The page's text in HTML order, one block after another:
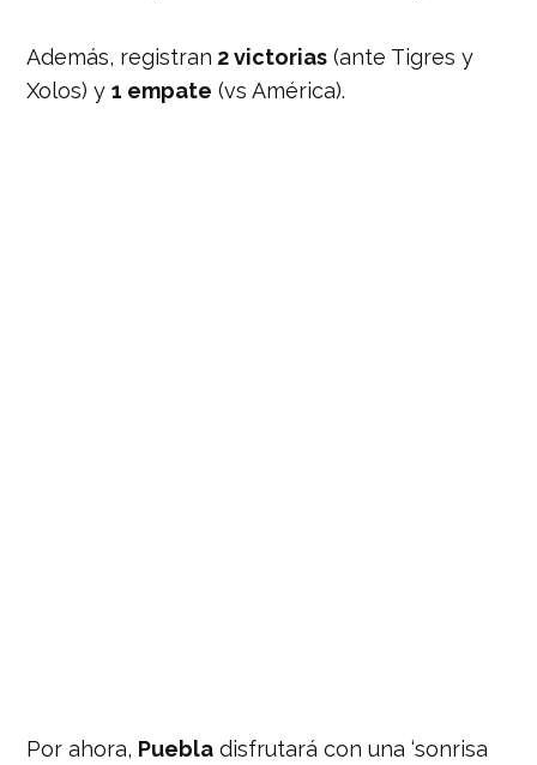
Además, registran 2 victorias (ante Tigres y
Xolos) y1 empate (vs América).
Por ahora, Puebla disfrutará con una ‘sonrisa